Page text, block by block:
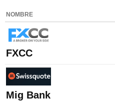
NOMBRE
FXCC
Mig Bank